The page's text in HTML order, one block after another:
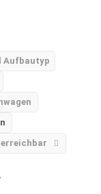
Aufbautyp
erreichbar